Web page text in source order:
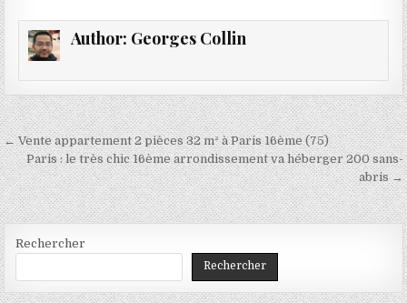
Author: Georges Collin
Navigation
de
l’article
← Vente appartement 2 pièces 32 m² à Paris 16ème (75)
Paris : le très chic 16ème arrondissement va héberger 200 sans-
abris →
Rechercher
Rechercher